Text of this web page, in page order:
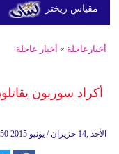
أخبارعاجلة » أخبار عاجلة
أكراد سوريون
14:50 2015 الأحد ,14 حزيران / يونيو